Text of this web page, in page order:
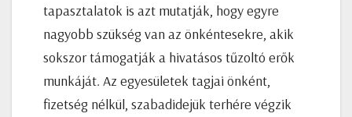
tapasztalatok is azt mutatják, hogy egyre
nagyobb szükség van az önkéntesekre, akik
sokszor támogatják a hivatásos tűzoltó erők
munkáját. Az egyesületek tagjai önként,
fizetség nélkül, szabadidejük terhére végzik